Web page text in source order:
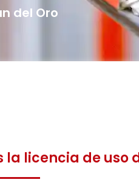
del Oro
la licencia de uso